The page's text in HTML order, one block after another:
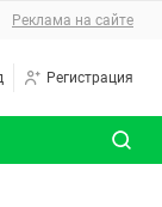
Реклама на сайте
Регистрация